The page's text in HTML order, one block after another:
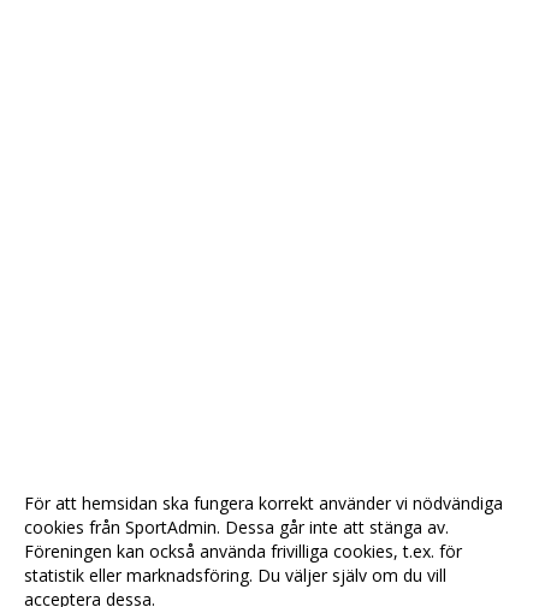
För att hemsidan ska fungera korrekt använder vi nödvändiga
cookies från SportAdmin. Dessa går inte att stänga av.
Föreningen kan också använda frivilliga cookies, t.ex. för
statistik eller marknadsföring. Du väljer själv om du vill
acceptera dessa.